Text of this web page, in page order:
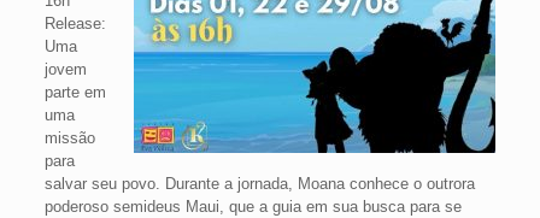
Release:
Uma
jovem
parte em
uma
missão
para
salvar seu povo. Durante a jornada, Moana conhece o outrora
poderoso semideus Maui, que a guia em sua busca para se